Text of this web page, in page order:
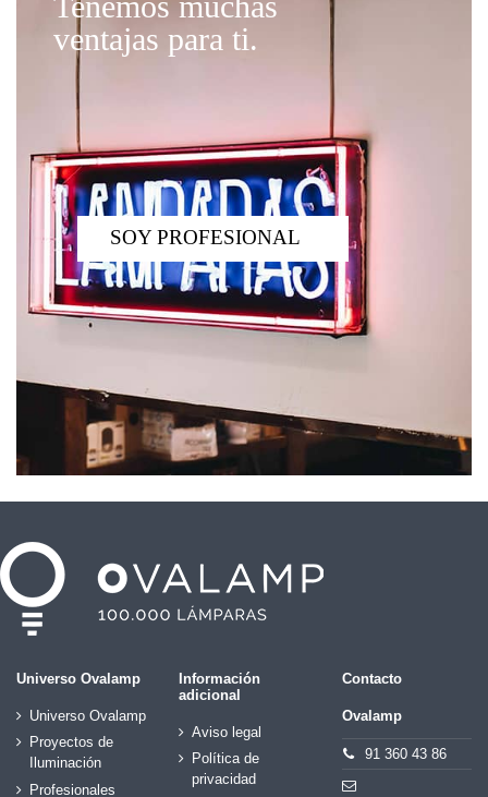
ventajas para ti.
SOY PROFESIONAL
Universo Ovalamp
Universo Ovalamp
Proyectos de
Iluminación
Profesionales
Información
adicional
Aviso legal
Política de
privacidad
Contacto
Ovalamp
91 360 43 86